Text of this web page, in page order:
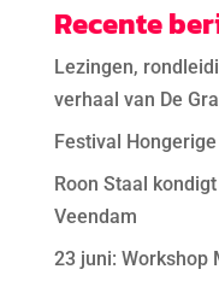
Recente
Lezingen,
verhaal van De
Festival
Roon Staal
Veendam
23 juni: Workshop